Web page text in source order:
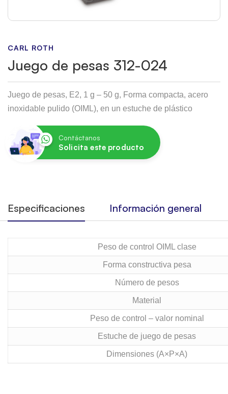
CARL ROTH
Juego de pesas 312-024
Juego de pesas, E2, 1 g – 50 g, Forma compacta, acero
inoxidable pulido (OIML), en un estuche de plástico
Contáctanos
Solicita este producto
Especificaciones Información general
Peso de control OIML clase
Forma constructiva pesa
Número de pesos
Material
Peso de control – valor nominal
Estuche de juego de pesas
Dimensiones (A×P×A)